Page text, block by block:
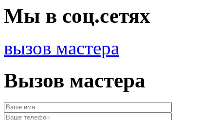
Мы в соц.сетях
вызов мастера
Вызов мастера